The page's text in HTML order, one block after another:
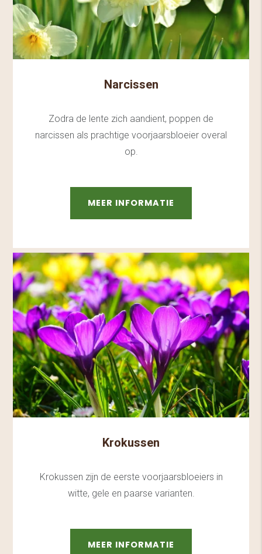
Narcissen
Zodra de lente zich aandient, poppen de
narcissen als prachtige voorjaarsbloeier overal
op.
MEER INFORMATIE
Krokussen
Krokussen zijn de eerste voorjaarsbloeiers in
witte, gele en paarse varianten.
MEER INFORMATIE